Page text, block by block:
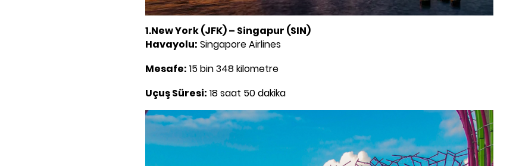
1.New York (JFK) – Singapur (SIN)
Havayolu: Singapore Airlines
Mesafe: 15 bin 348 kilometre
Uçuş Süresi: 18 saat 50 dakika